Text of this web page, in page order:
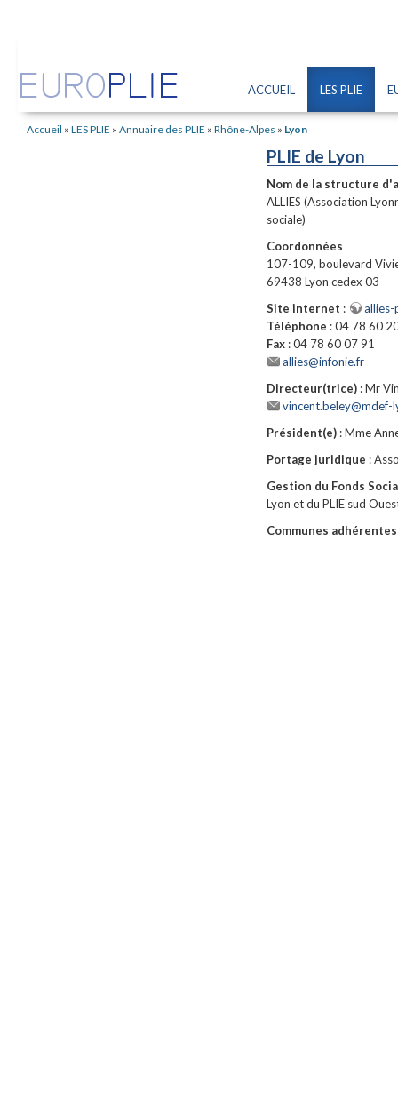
ACCUEIL LES PLIE
Accueil » LES PLIE » Annuaire des PLIE » Rhône-Alpes » Lyon
PLIE de Lyon
Nom de la structure
ALLIES (Association
sociale)
Coordonnées
107-109, boulevard
69438 Lyon cedex 03
Site internet :
allies-
Téléphone : 04 78 60
Fax : 04 78 60 07 91
allies@infonie.fr
Directeur(trice) : Mr
vincent.beley@mdef-
Président(e) : Mme
Portage juridique :
Gestion du Fonds
Lyon et du PLIE sud
Communes adhérentes